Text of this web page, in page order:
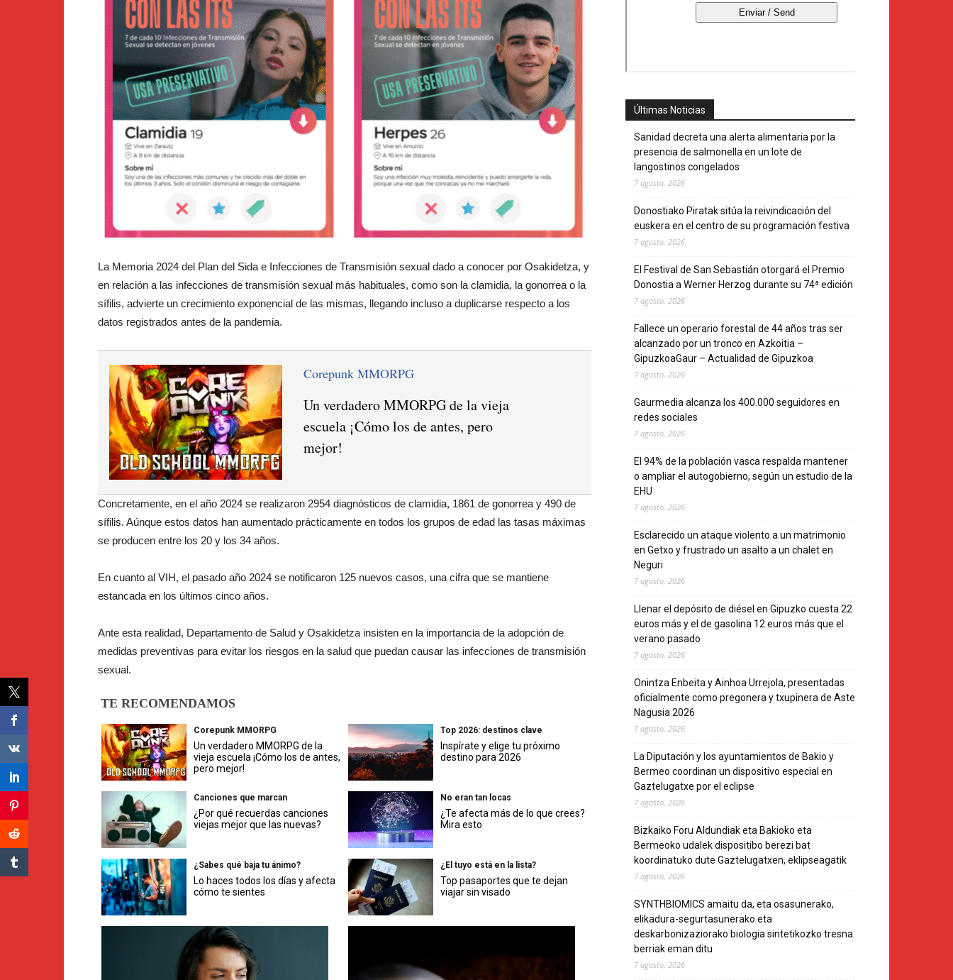
La Memoria 2024 del Plan del Sida e Infecciones de Transmisión sexual dado a conocer por Osakidetza, y
en relación a las infecciones de transmisión sexual más habituales, como son la clamidia, la gonorrea o la
sífilis, advierte un crecimiento exponencial de las mismas, llegando incluso a duplicarse respecto a los
datos registrados antes de la pandemia.
Corepunk MMORPG
Un verdadero MMORPG de la vieja
escuela ¡Cómo los de antes, pero
mejor!
Concretamente, en el año 2024 se realizaron 2954 diagnósticos de clamidia, 1861 de gonorrea y 490 de
sífilis. Aúnque estos datos han aumentado prácticamente en todos los grupos de edad las tasas máximas
se producen entre los 20 y los 34 años.
En cuanto al VIH, el pasado año 2024 se notificaron 125 nuevos casos, una cifra que se mantiene
estancada en los últimos cinco años.
Ante esta realidad, Departamento de Salud y Osakidetza insisten en la importancia de la adopción de
medidas preventivas para evitar los riesgos en la salud que puedan causar las infecciones de transmisión
sexual.
TE RECOMENDAMOS
Corepunk MMORPG
Un verdadero MMORPG de la
vieja escuela ¡Cómo los de antes,
pero mejor!
Top 2026: destinos clave
Inspírate y elige tu próximo
destino para 2026
Canciones que marcan
¿Por qué recuerdas canciones
viejas mejor que las nuevas?
No eran tan locas
¿Te afecta más de lo que crees?
Mira esto
¿Sabes qué baja tu ánimo?
Lo haces todos los días y afecta
cómo te sientes
¿El tuyo está en la lista?
Top pasaportes que te dejan
viajar sin visado
Últimas Noticias
Sanidad decreta una alerta alimentaria por la
presencia de salmonella en un lote de
langostinos congelados
7 agosto, 2026
Donostiako Piratak sitúa la reivindicación del
euskera en el centro de su programación festiva
7 agosto, 2026
El Festival de San Sebastián otorgará el Premio
Donostia a Werner Herzog durante su 74ª edición
7 agosto, 2026
Fallece un operario forestal de 44 años tras ser
alcanzado por un tronco en Azkoitia –
GipuzkoaGaur – Actualidad de Gipuzkoa
7 agosto, 2026
Gaurmedia alcanza los 400.000 seguidores en
redes sociales
7 agosto, 2026
El 94% de la población vasca respalda mantener
o ampliar el autogobierno, según un estudio de la
EHU
7 agosto, 2026
Esclarecido un ataque violento a un matrimonio
en Getxo y frustrado un asalto a un chalet en
Neguri
7 agosto, 2026
Llenar el depósito de diésel en Gipuzko cuesta 22
euros más y el de gasolina 12 euros más que el
verano pasado
7 agosto, 2026
Onintza Enbeita y Ainhoa Urrejola, presentadas
oficialmente como pregonera y txupinera de Aste
Nagusia 2026
7 agosto, 2026
La Diputación y los ayuntamientos de Bakio y
Bermeo coordinan un dispositivo especial en
Gaztelugatxe por el eclipse
7 agosto, 2026
Bizkaiko Foru Aldundiak eta Bakioko eta
Bermeoko udalek dispositibo berezi bat
koordinatuko dute Gaztelugatxen, eklipseagatik
7 agosto, 2026
SYNTHBIOMICS amaitu da, eta osasunerako,
elikadura-segurtasunerako eta
deskarbonizaziorako biologia sintetikozko tresna
berriak eman ditu
7 agosto, 2026